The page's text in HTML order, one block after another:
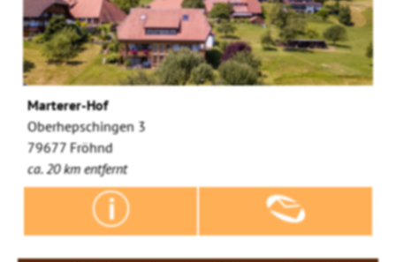
Marterer-Hof
Oberhepschingen 3
79677 Fröhnd
ca. 20 km entfernt